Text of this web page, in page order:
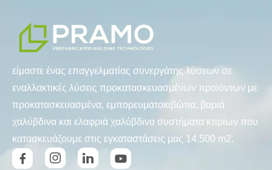
είμαστε ένας επαγγελματίας συνεργάτης λύσεων σε
εναλλακτικές λύσεις προκατασκευασμένων προϊόντων με
προκατασκευασμένα, εμπορευματοκιβώτια, βαριά
χαλύβδινα και ελαφριά χαλύβδινα συστήματα κτιρίων που
κατασκευάζουμε στις εγκαταστάσεις μας 14.500 m2.